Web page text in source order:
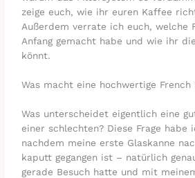
zeige euch, wie ihr euren Kaffee
Außerdem verrate ich euch, welche
Anfang gemacht habe und wie ihr
könnt.
Was macht eine hochwertige French
Was unterscheidet eigentlich eine
einer schlechten? Diese Frage habe
nachdem meine erste Glaskanne
kaputt gegangen ist – natürlich
gerade Besuch hatte und mit